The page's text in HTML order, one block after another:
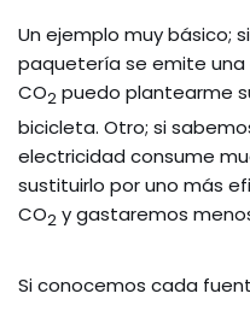
Un ejemplo muy básico;
paquetería se emite
CO2 puedo plantearme
bicicleta. Otro; si
electricidad consume
sustituirlo por uno más
CO2 y gastaremos
Si conocemos cada